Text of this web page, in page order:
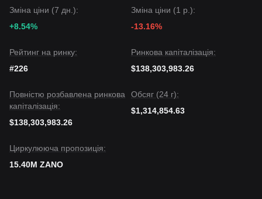
Зміна ціни (7 дн.):
+8.54%
Зміна ціни (1 р.):
-13.16%
Рейтинг на ринку:
#226
Ринкова капіталізація:
$138,303,983.26
Повністю розбавлена ринкова
капіталізація:
$138,303,983.26
Обсяг (24 г):
$1,314,854.63
Циркулююча пропозиція:
15.40M ZANO